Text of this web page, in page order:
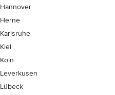
Hannover
Herne
Karlsruhe
Kiel
Köln
Leverkusen
Lübeck